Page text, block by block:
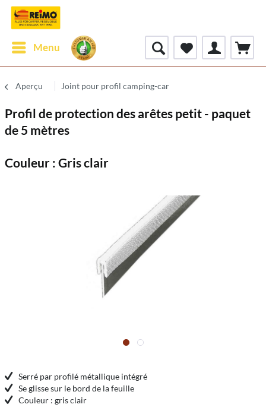
Menu
Aperçu Joint pour profil camping-car
Profil de protection des arêtes petit - paquet
de 5 mètres
Couleur : Gris clair
Serré par profilé métallique intégré
Se glisse sur le bord de la feuille
Couleur : gris clair